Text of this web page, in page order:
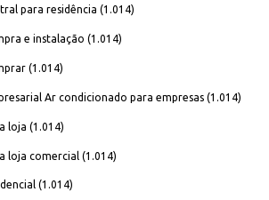
para residência (1.014)
e instalação (1.014)
(1.014)
Ar condicionado para empresas (1.014)
loja (1.014)
loja comercial (1.014)
(1.014)